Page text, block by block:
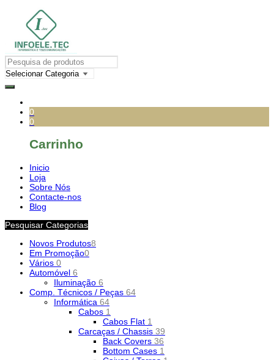
0
0
Carrinho
Inicio
Loja
Sobre Nós
Contacte-nos
Blog
Pesquisar Categorias
Novos Produtos8
Em Promoção0
Vários 0
Automóvel 6
Iluminação 6
Comp. Técnicos / Peças 64
Informática 64
Cabos 1
Cabos Flat 1
Carcaças / Chassis 39
Back Covers 36
Bottom Cases 1